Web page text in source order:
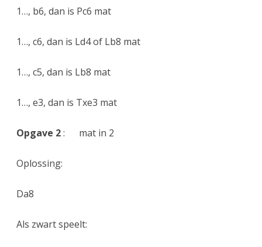
e
2
0
3
1…, b6, dan is Pc6 mat
1…, c6, dan is Ld4 of Lb8 mat
1…, c5, dan is Lb8 mat
1…, e3, dan is Txe3 mat
Opgave 2: mat in 2
Oplossing:
Da8
Als zwart speelt: